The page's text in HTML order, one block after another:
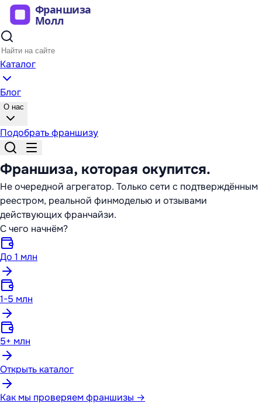
Каталог
Блог
О нас
Подобрать франшизу
Франшиза, которая окупится.
Не очередной агрегатор. Только сети с подтверждённым
реестром, реальной финмоделью и отзывами
действующих франчайзи.
С чего начнём?
До 1 млн
1-5 млн
5+ млн
Открыть каталог
Как мы проверяем франшизы →